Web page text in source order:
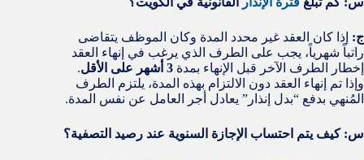
ج: إذا كان العقد غير محدد المدة وكان الموظف يتقاضى
راتباً شهرياً، يجب على الطرف الذي يرغب في إنهاء العقد
إخطار الطرف الآخر قبل الإنهاء بمدة 3 أشهر على الأقل
.
وإذا تم إنهاء العقد دون الالتزام بهذه المدة، يلتزم الطرف
المُنهي بدفع “بدل إنذار” يعادل أجر العامل عن نفس المدة.
س: كيف يتم احتساب الإجازة السنوية عند رصيد التصفية؟